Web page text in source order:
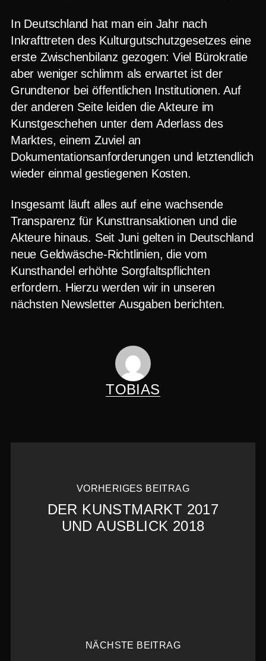
In Deutschland hat man ein Jahr nach
Inkrafttreten des Kulturgutschutzgesetzes eine
erste Zwischenbilanz gezogen: Viel Bürokratie
aber weniger schlimm als erwartet ist der
Grundtenor bei öffentlichen Institutionen. Auf
der anderen Seite leiden die Akteure im
Kunstgeschehen unter dem Aderlass des
Marktes, einem Zuviel an
Dokumentationsanforderungen und letztendlich
wieder einmal gestiegenen Kosten.
Insgesamt läuft alles auf eine wachsende
Transparenz für Kunsttransaktionen und die
Akteure hinaus. Seit Juni gelten in Deutschland
neue Geldwäsche-Richtlinien, die vom
Kunsthandel erhöhte Sorgfaltspflichten
erfordern. Hierzu werden wir in unseren
nächsten Newsletter Ausgaben berichten.
TOBIAS
VORHERIGES BEITRAG
DER KUNSTMARKT 2017
UND AUSBLICK 2018
NÄCHSTE BEITRAG